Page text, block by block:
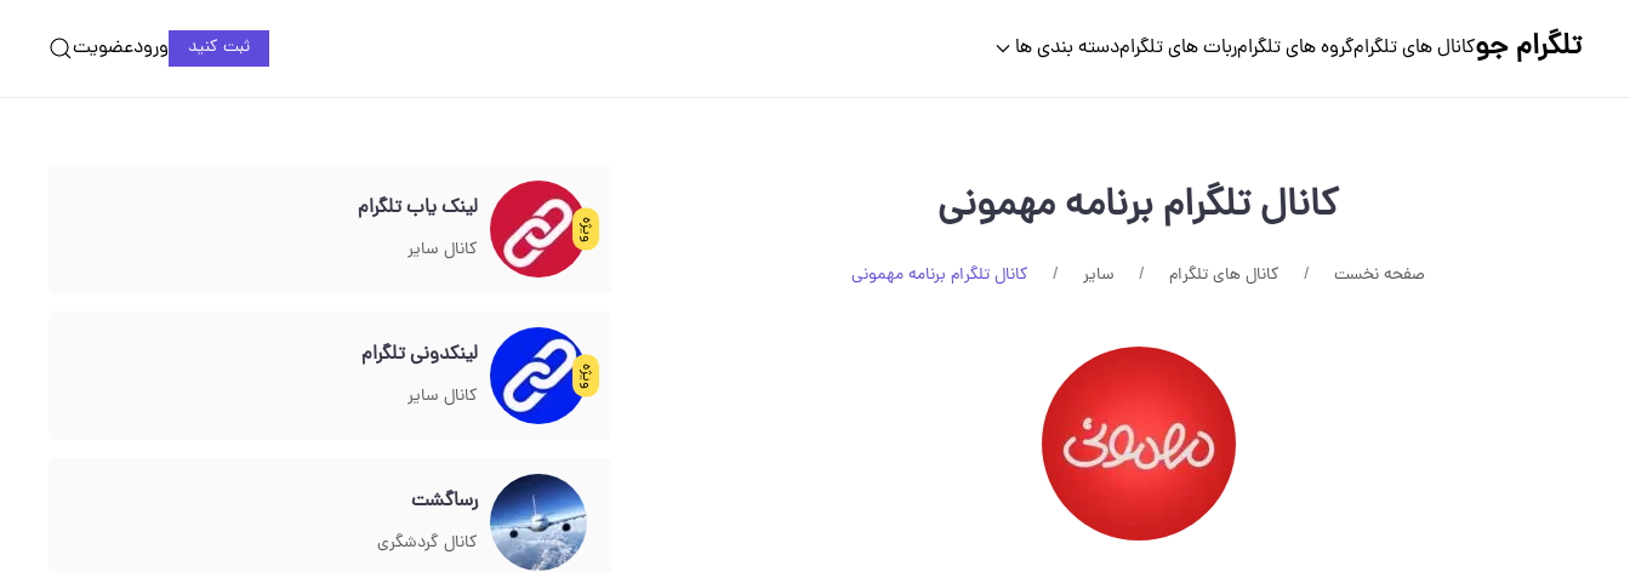
تلگرام جوکانال های تلگرامگروه های تلگرامربات های تلگرامدسته بندی ها ثبت کنید ورودعضویت
کانال تلگرام برنامه مهمونی
صفحه نخست کانال های تلگرام سایر کانال تلگرام برنامه مهمونی
ویژه
لینک یاب تلگرام
کانال سایر
ویژه
لینکدونی تلگرام
کانال سایر
رساگشت
کانال گردشگری